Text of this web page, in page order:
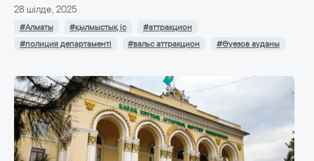
28 шілде, 2025
#Алматы #қылмыстық іс
#аттракцион
#полиция департаменті
#вальс аттракцион #Әуезов ауданы